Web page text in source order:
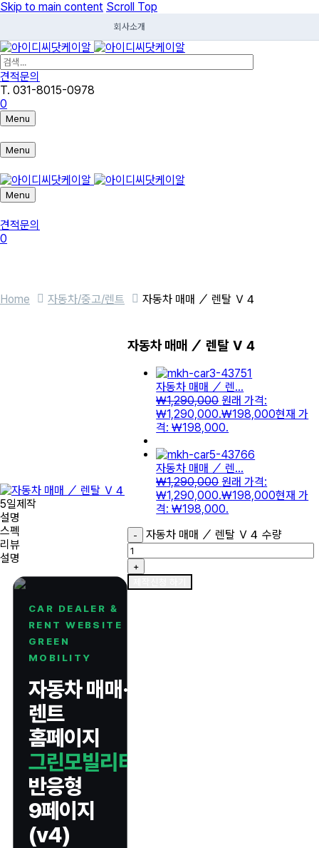
Skip to main content Scroll Top
회사소개
견적문의
T. 031-8015-0978
0
Menu
Menu
Menu
견적문의
0
Home 자동차/중고/렌트 자동차 매매 ／ 렌탈 Ｖ４
5일제작
자동차 매매 ／ 렌탈 Ｖ４
자동차 매매 ／ 렌...
₩1,290,000 원래 가격:
₩1,290,000.₩198,000현재 가
격: ₩198,000.
자동차 매매 ／ 렌...
₩1,290,000 원래 가격:
₩1,290,000.₩198,000현재 가
격: ₩198,000.
- 자동차 매매 ／ 렌탈 Ｖ４ 수량
+
설명
스펙
리뷰
설명
CAR DEALER &
RENT WEBSITE ·
GREEN
MOBILITY
자동차 매매·
렌트
홈페이지
그린모빌리티
반응형
9페이지
(v4)